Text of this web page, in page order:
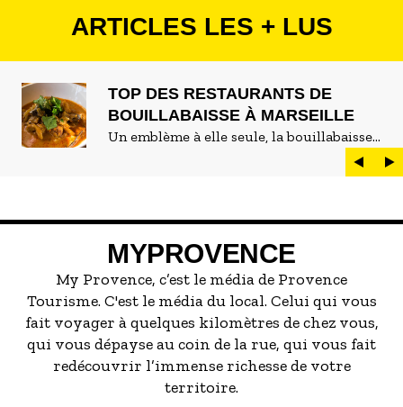
ARTICLES LES + LUS
TOP DES RESTAURANTS DE
BOUILLABAISSE À MARSEILLE
Un emblème à elle seule, la bouillabaisse
est LE plat marseillais par excellence. On
peut d'ailleurs vite être submergé·e par la
servir la meilleure...
MYPROVENCE
My Provence, c’est le média de Provence
Tourisme. C'est le média du local. Celui qui vous
fait voyager à quelques kilomètres de chez vous,
qui vous dépayse au coin de la rue, qui vous fait
redécouvrir l’immense richesse de votre
territoire.